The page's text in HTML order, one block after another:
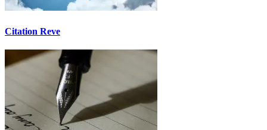
Citation Reve